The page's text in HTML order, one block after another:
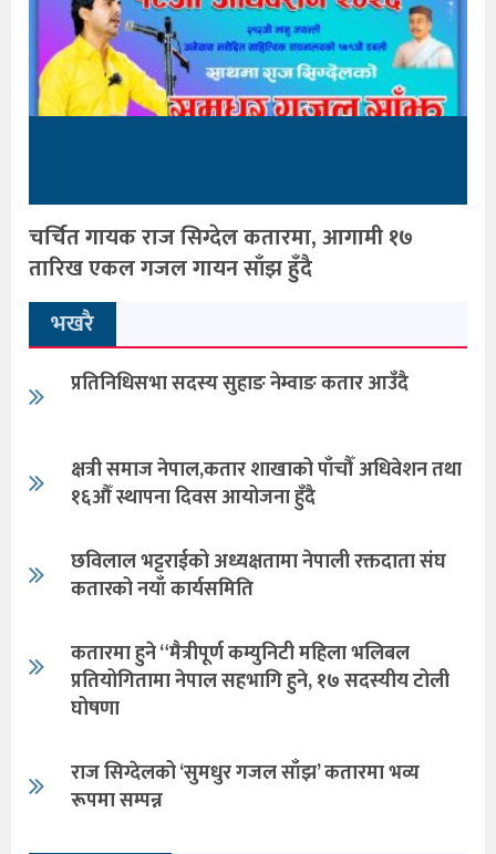
चर्चित गायक राज सिग्देल कतारमा, आगामी १७
तारिख एकल गजल गायन साँझ हुँदै
भखरै
प्रतिनिधिसभा सदस्य सुहाङ नेम्वाङ कतार आउँदै
क्षत्री समाज नेपाल,कतार शाखाको पाँचौँ अधिवेशन तथा
१६औँ स्थापना दिवस आयोजना हुँदै
छविलाल भट्टराईको अध्यक्षतामा नेपाली रक्तदाता संघ
कतारको नयाँ कार्यसमिति
कतारमा हुने “मैत्रीपूर्ण कम्युनिटी महिला भलिबल
प्रतियोगितामा नेपाल सहभागि हुने, १७ सदस्यीय टोली
घोषणा
राज सिग्देलको ‘सुमधुर गजल साँझ’ कतारमा भव्य
रूपमा सम्पन्न